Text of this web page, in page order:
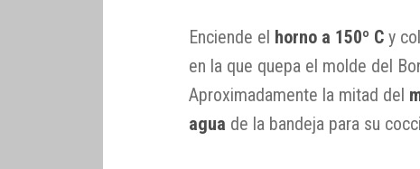
Enciende el horno a 150º C y
en la que quepa el molde del
Aproximadamente la mitad del
agua de la bandeja para su